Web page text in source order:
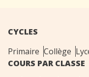
CYCLES
Primaire Collège
COURS PAR CLASSE